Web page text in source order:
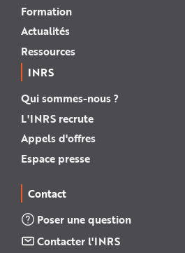
Formation
Actualités
Ressources
INRS
Qui sommes-nous ?
L'INRS recrute
Appels d'offres
Espace presse
Contact
Poser une question
Contacter l'INRS